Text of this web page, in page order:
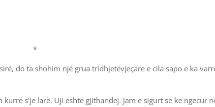
*
do ta shohim një grua tridhjetëvjeçare e cila sapo e ka
s’je larë. Uji është gjithandej. Jam e sigurt se ke ngecur